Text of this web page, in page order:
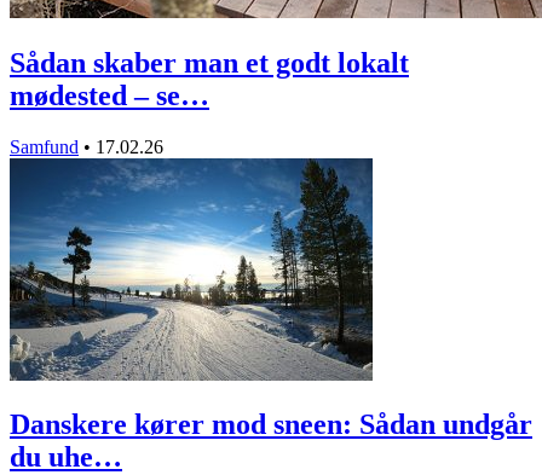
Sådan skaber man et godt lokalt
mødested – se…
Samfund • 17.02.26
Danskere kører mod sneen: Sådan undgår
du uhe…